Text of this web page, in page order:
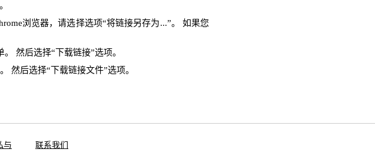
浏览器，请选择选项“将链接另存为...”。 如果您
然后选择“下载链接”选项。
然后选择“下载链接文件”选项。
与 联系我们